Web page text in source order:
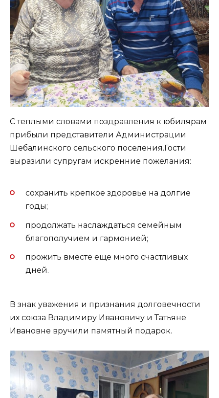
С теплыми словами поздравления к юбилярам
прибыли представители Администрации
Шебалинского сельского поселения.Гости
выразили супругам искренние пожелания:
сохранить крепкое здоровье на долгие
годы;
продолжать наслаждаться семейным
благополучием и гармонией;
прожить вместе еще много счастливых
дней.
В знак уважения и признания долговечности
их союза Владимиру Ивановичу и Татьяне
Ивановне вручили памятный подарок.